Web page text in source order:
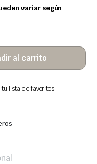
variar según
al carrito
lista de favoritos.